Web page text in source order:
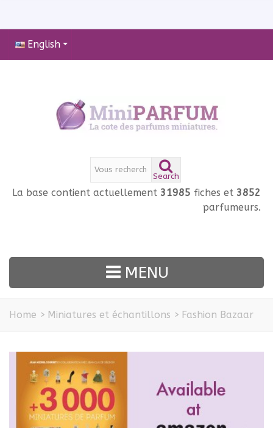
English
Search
La base contient actuellement 31985 fiches et 3852
parfumeurs.
MENU
Home > Miniatures et échantillons > Fashion Bazaar